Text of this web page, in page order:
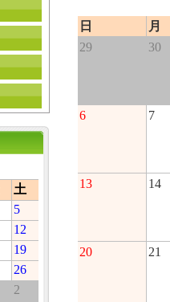
日
月
29
30
6 7
13 14
20 21
土
5
12
19
26
2